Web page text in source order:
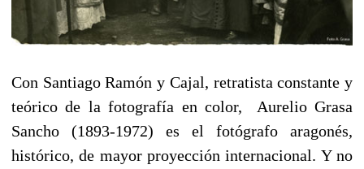
Con Santiago Ramón y Cajal, retratista constante y
teórico de la fotografía en color, Aurelio Grasa
Sancho (1893-1972) es el fotógrafo aragonés,
histórico, de mayor proyección internacional. Y no